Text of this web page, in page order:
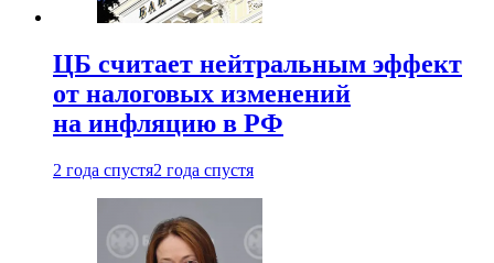
ЦБ считает нейтральным эффект
от налоговых изменений
на инфляцию в РФ
2 года спустя2 года спустя